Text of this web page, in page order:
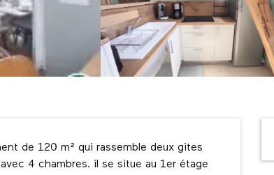
de 120 m² qui rassemble deux gites
4 chambres. il se situe au 1er étage